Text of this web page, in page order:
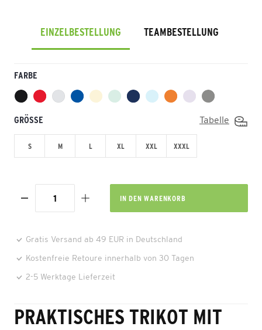
EINZELBESTELLUNG TEAMBESTELLUNG
FARBE
GRÖSSE Tabelle
S M L XL XXL XXXL
IN DEN WARENKORB
Gratis Versand ab 49 EUR in Deutschland
Kostenfreie Retoure innerhalb von 30 Tagen
2-5 Werktage Lieferzeit
PRAKTISCHES TRIKOT MIT